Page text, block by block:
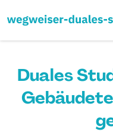
Duales